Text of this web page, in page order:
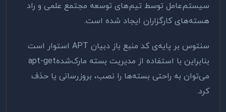
سیستم‌عامل توسط تیم‌های توسعه مجتمع علمی و راد
هسته‌های کارگزاران ایجاد شده است.
سنتوس بر پایه‌ی کد منبع باز دبیان APT استوار است
بنابراین با استفاده از مدیریت بسته مارک‌شدهapt-get
می‌توان به راحتی بسته‌ها را نصب، بروزرسانی یا حذف
کرد.